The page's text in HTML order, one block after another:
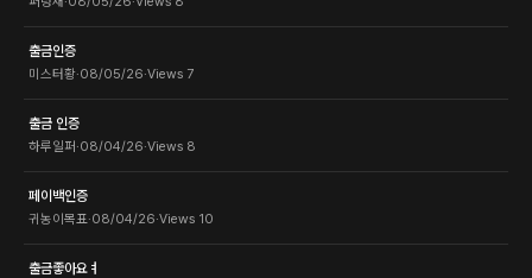
출금인증
미스터황·08/05/26·Views 7
출금 인증
하루일퍼·08/04/26·Views 8
페이백인증
귀농이목표·08/04/26·Views 10
출금좋아요ㅕ